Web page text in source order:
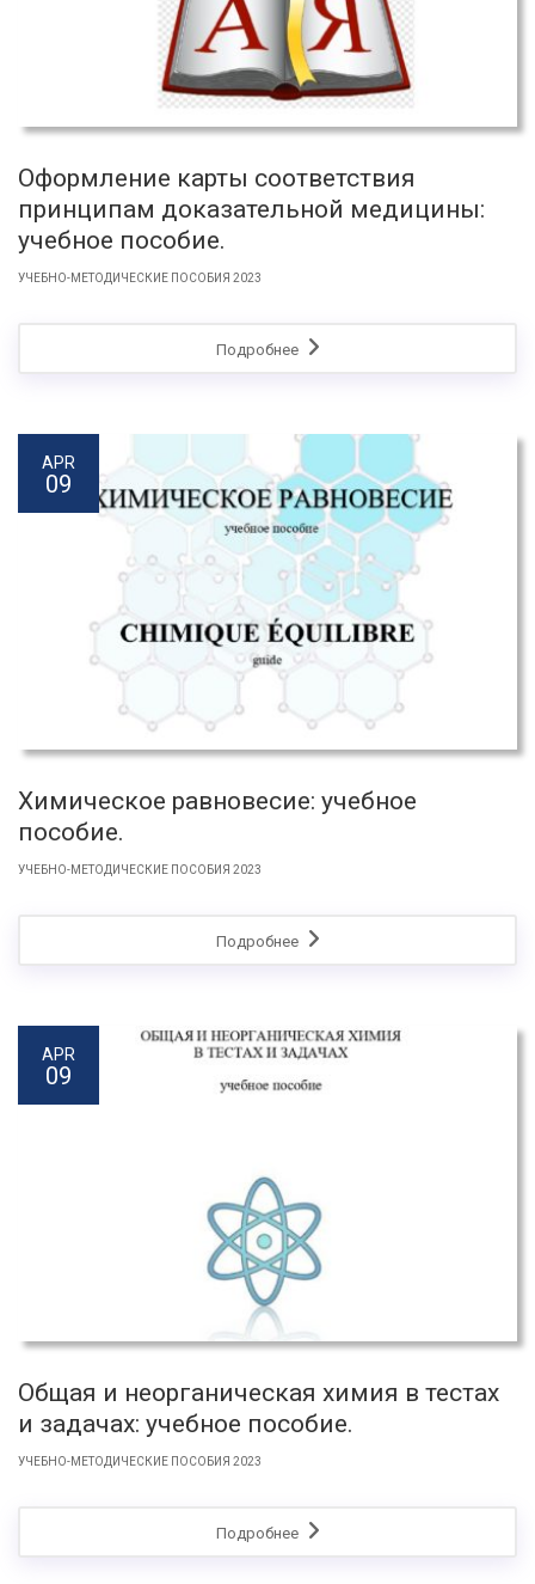
Оформление карты соответствия
принципам доказательной медицины:
учебное пособие.
УЧЕБНО-МЕТОДИЧЕСКИЕ ПОСОБИЯ 2023
Подробнее
APR
09
Химическое равновесие: учебное
пособие.
УЧЕБНО-МЕТОДИЧЕСКИЕ ПОСОБИЯ 2023
Подробнее
APR
09
Общая и неорганическая химия в тестах
и задачах: учебное пособие.
УЧЕБНО-МЕТОДИЧЕСКИЕ ПОСОБИЯ 2023
Подробнее